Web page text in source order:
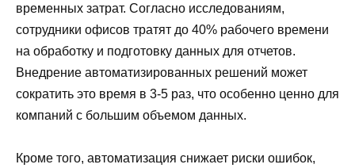
временных затрат. Согласно исследованиям,
сотрудники офисов тратят до 40% рабочего времени
на обработку и подготовку данных для отчетов.
Внедрение автоматизированных решений может
сократить это время в 3-5 раз, что особенно ценно для
компаний с большим объемом данных.
Кроме того, автоматизация снижает риски ошибок,